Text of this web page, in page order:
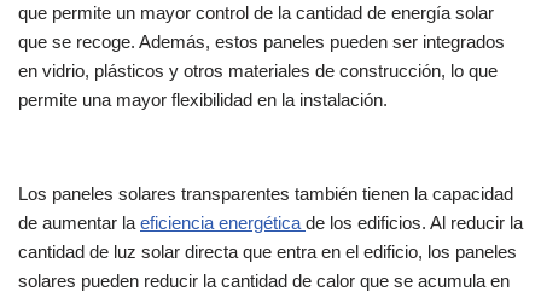
que permite un mayor control de la cantidad de energía solar
que se recoge. Además, estos paneles pueden ser integrados
en vidrio, plásticos y otros materiales de construcción, lo que
permite una mayor flexibilidad en la instalación.
Los paneles solares transparentes también tienen la capacidad
de aumentar la eficiencia energética de los edificios. Al reducir la
cantidad de luz solar directa que entra en el edificio, los paneles
solares pueden reducir la cantidad de calor que se acumula en